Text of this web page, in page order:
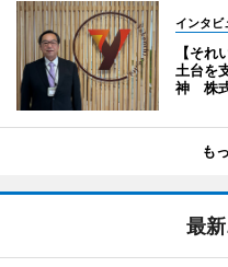
インタビ
【そ
土台を
神 株式
も
最